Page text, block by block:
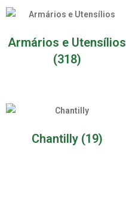
Armários e Utensílios
(318)
Chantilly (19)